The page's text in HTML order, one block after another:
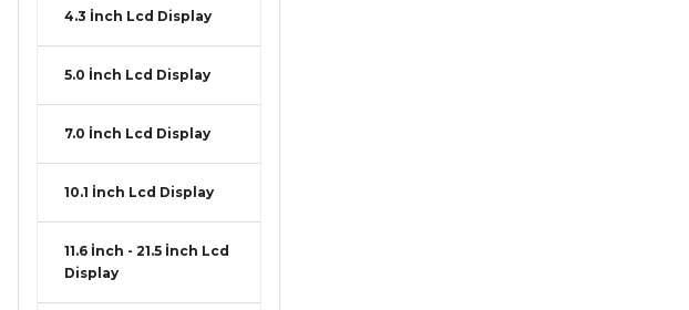
4.3 İnch Lcd Display
5.0 İnch Lcd Display
7.0 İnch Lcd Display
10.1 İnch Lcd Display
11.6 İnch - 21.5 İnch Lcd
Display